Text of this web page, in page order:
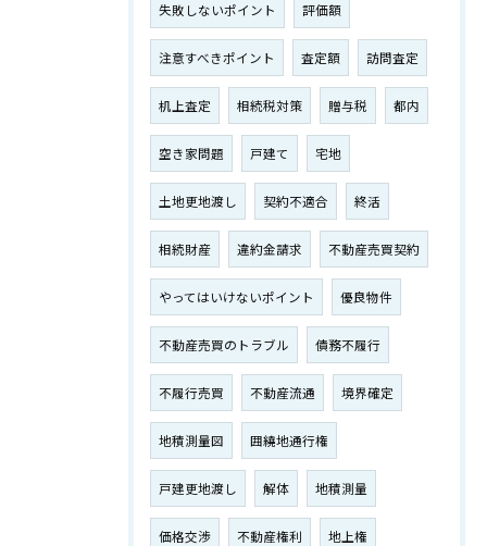
失敗しないポイント 評価額
注意すべきポイント 査定額 訪問査定
机上査定 相続税対策 贈与税 都内
空き家問題 戸建て 宅地
土地更地渡し 契約不適合 終活
相続財産 違約金請求 不動産売買契約
やってはいけないポイント 優良物件
不動産売買のトラブル 債務不履行
不履行売買 不動産流通 境界確定
地積測量図 囲繞地通行権
戸建更地渡し 解体 地積測量
価格交渉 不動産権利 地上権